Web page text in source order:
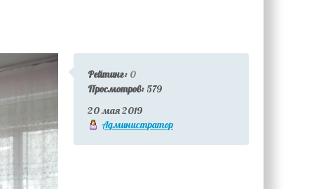
Рейтинг: 0
Просмотров: 579
20 мая 2019
Администратор